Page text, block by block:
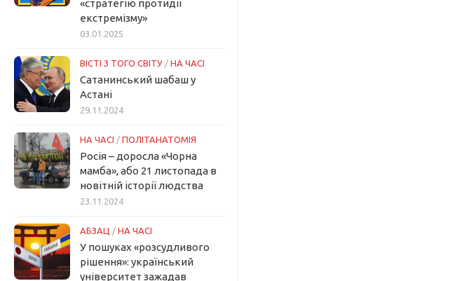
«стратегію протидії
екстремізму»
03.01.2025
ВІСТІ З ТОГО СВІТУ / НА ЧАСІ
Сатанинський шабаш у
Астані
29.11.2024
НА ЧАСІ / ПОЛІТАНАТОМІЯ
Росія – доросла «Чорна
мамба», або 21 листопада в
новітній історії людства
23.11.2024
АБЗАЦ / НА ЧАСІ
У пошуках «розсудливого
рішення»: український
університет зажадав